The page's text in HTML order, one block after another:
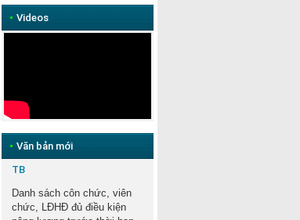
• Videos
• Văn bản mới
TB
Danh sách côn chức, viên
chức, LĐHĐ đủ điều kiện